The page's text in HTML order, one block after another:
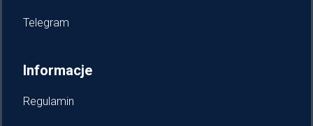
Telegram
Informacje
Regulamin